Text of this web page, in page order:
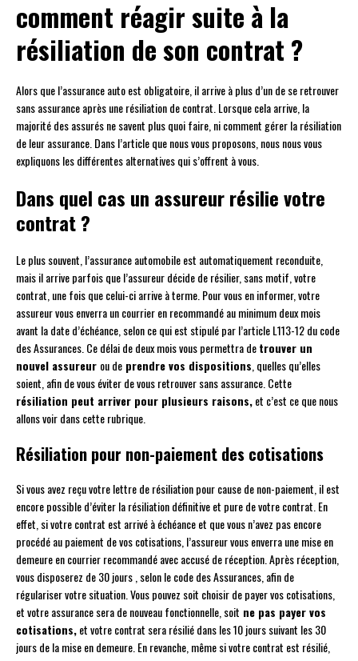
comment réagir suite à la
résiliation de son contrat ?
Alors que l’assurance auto est obligatoire, il arrive à plus d’un de se retrouver
sans assurance après une résiliation de contrat. Lorsque cela arrive, la
majorité des assurés ne savent plus quoi faire, ni comment gérer la résiliation
de leur assurance. Dans l’article que nous vous proposons, nous nous vous
expliquons les différentes alternatives qui s’offrent à vous.
Dans quel cas un assureur résilie votre
contrat ?
Le plus souvent, l’assurance automobile est automatiquement reconduite,
mais il arrive parfois que l’assureur décide de résilier, sans motif, votre
contrat, une fois que celui-ci arrive à terme. Pour vous en informer, votre
assureur vous enverra un courrier en recommandé au minimum deux mois
avant la date d’échéance, selon ce qui est stipulé par l’article L113-12 du code
des Assurances. Ce délai de deux mois vous permettra detrouver un
nouvel assureur ou de prendre vos dispositions, quelles qu’elles
soient, afin de vous éviter de vous retrouver sans assurance. Cette
résiliation peut arriver pour plusieurs raisons,et c’est ce que nous
allons voir dans cette rubrique.
Résiliation pour non-paiement des cotisations
Si vous avez reçu votre lettre de résiliation pour cause de non-paiement, il est
encore possible d’éviter la résiliation définitive et pure de votre contrat. En
effet, si votre contrat est arrivé à échéance et que vous n’avez pas encore
procédé au paiement de vos cotisations, l’assureur vous enverra une mise en
demeure en courrier recommandé avec accusé de réception. Après réception,
vous disposerez de 30 jours , selon le code des Assurances, afin de
régulariser votre situation. Vous pouvez soit choisir de payer vos cotisations,
et votre assurance sera de nouveau fonctionnelle, soit ne pas payer vos
cotisations,et votre contrat sera résilié dans les 10 jours suivant les 30
jours de la mise en demeure. En revanche, même si votre contrat est résilié,